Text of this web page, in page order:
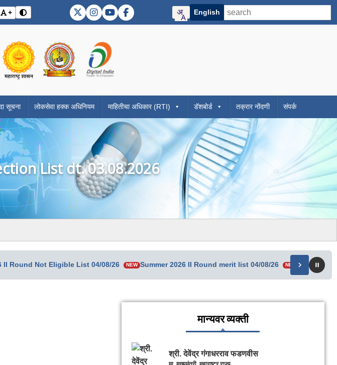
कमी करा (Decrease font size)
आकार (Reset font size)
+
अक्षर आकार वाढवा (Increase font size)
विरोधाभास मोड बदला (Toggle contrast mode)
DMER X (Twitter)
DMER Instagram
DMER YouTube
DMER Facebook
English
Visit the Government of Maharashtra official website
Visit the Directorate of Medical Education and Research Maharashtra website
सूचना लोकसेवा हक्क अधिनियम माहितीचा अधिकार (RTI) डॅशबोर्ड तक्रार नोंदणी संपर्क
List dt. 03.08.2026
II Round Not Eligible List 04/08/26 NEW Summer 2026 II Round merit list 04/08/26 NEW Senior
मान्यवर व्यक्ती
श्री. देवेंद्र गंगाधरराव फडणवीस